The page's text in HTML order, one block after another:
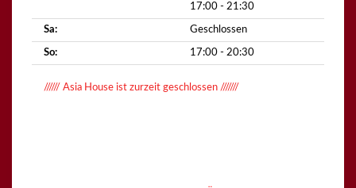
17:00 - 21:30
Sa: Geschlossen
So: 17:00 - 20:30
////// Asia House ist zurzeit geschlossen ///////